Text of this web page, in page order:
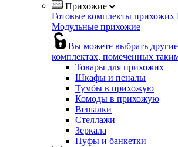
Прихожие
Готовые комплекты прихожих
Модульные прихожие
Вы можете выбрать
комплектах, помеченных
Товары для прихожих
Шкафы и пеналы
Тумбы в прихожую
Комоды в прихожую
Вешалки
Стеллажи
Зеркала
Пуфы и банкетки